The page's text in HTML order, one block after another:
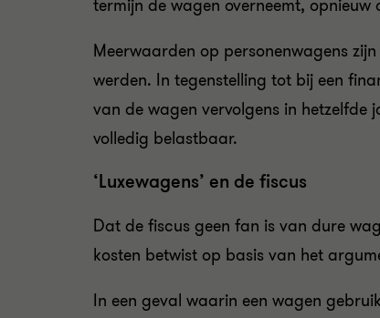
termijn de wagen overneemt,
Meerwaarden op personenwagens
werden. In tegenstelling tot bij een
van de wagen vervolgens in hetzelfde
volledig belastbaar.
‘Luxewagens’ en de fiscus
Dat de fiscus geen fan is van dure
kosten betwist op basis van het
In een geval waarin een wagen